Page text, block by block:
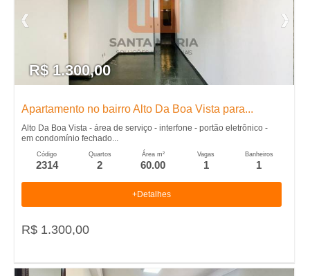
R$ 1.300,00
Apartamento no bairro Alto Da Boa Vista para...
Alto Da Boa Vista - área de serviço - interfone - portão eletrônico -
em condomínio fechado...
Código
2314
Quartos
2
Área m²
60.00
Vagas
1
Banheiros
1
+Detalhes
R$ 1.300,00